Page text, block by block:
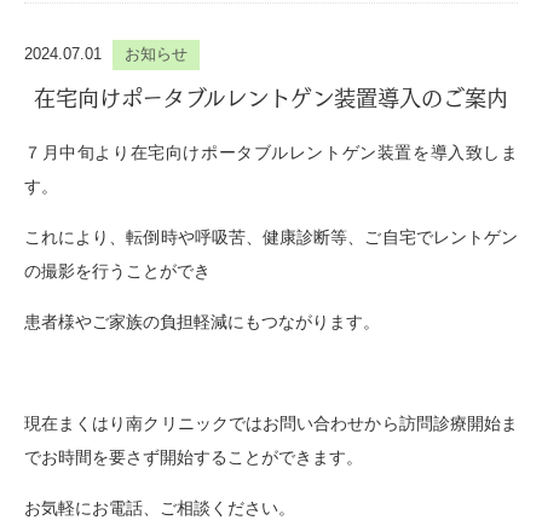
2024.07.01 お知らせ
在宅向けポータブルレントゲン装置導入のご案内
７月中旬より在宅向けポータブルレントゲン装置を導入致しま
す。
これにより、転倒時や呼吸苦、健康診断等、ご自宅でレントゲン
の撮影を行うことができ
患者様やご家族の負担軽減にもつながります。
現在まくはり南クリニックではお問い合わせから訪問診療開始ま
でお時間を要さず開始することができます。
お気軽にお電話、ご相談ください。